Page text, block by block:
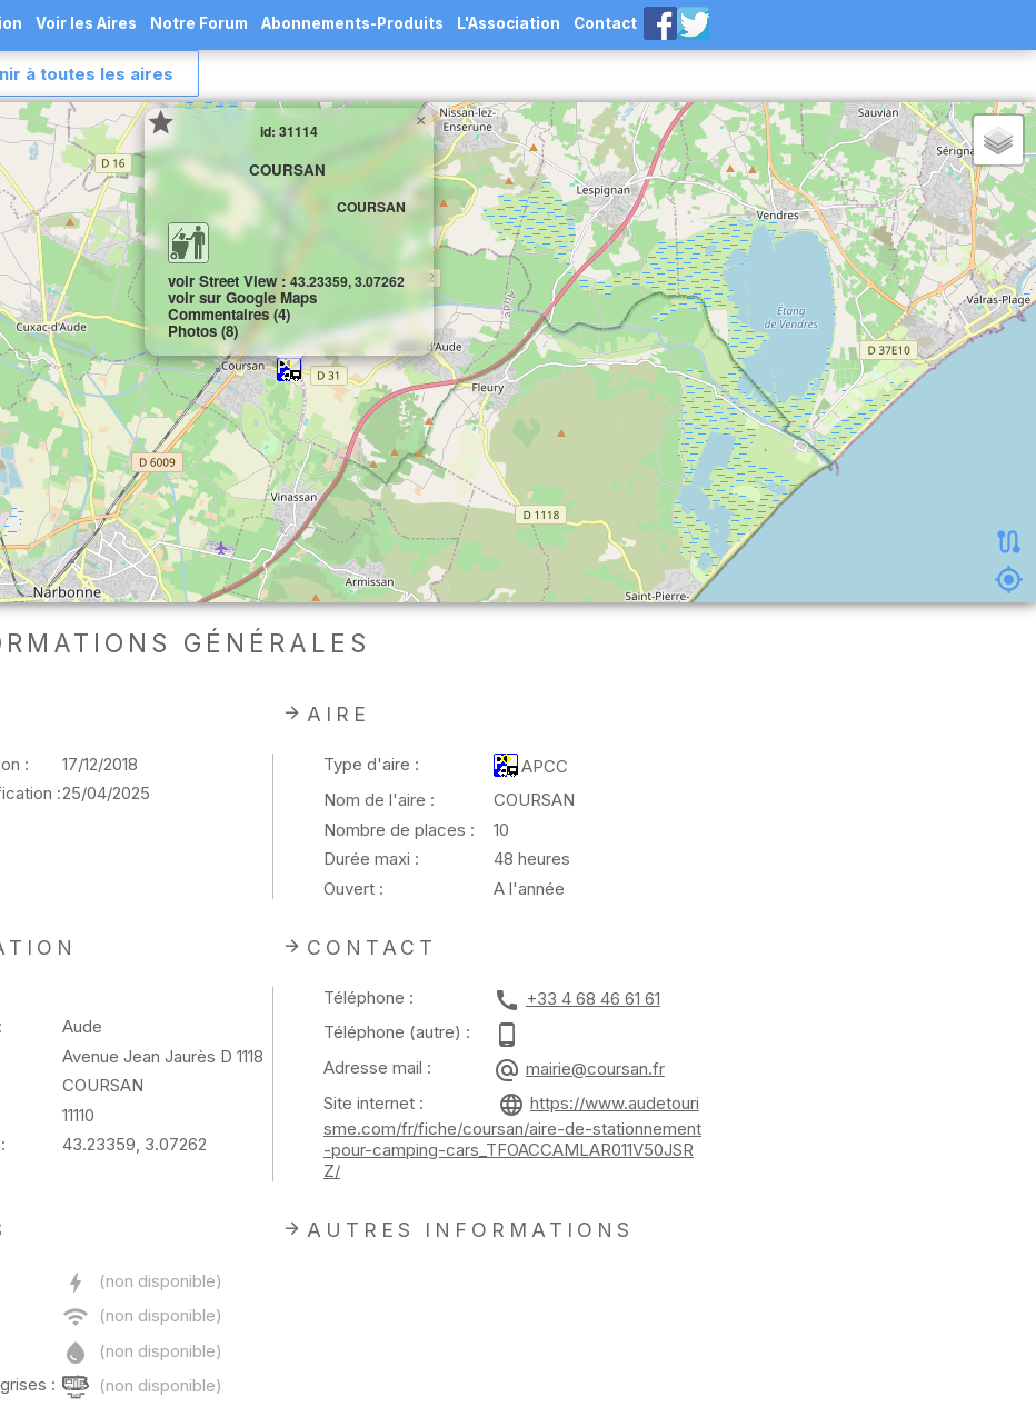
Voir les Aires Notre Forum Abonnements-Produits L'Association Contact
à toutes les aires
id: 31114
COURSAN
COURSAN
voir Street View : 43.23359, 3.07262
voir sur Google Maps
Commentaires (4)
Photos (8)
×
GÉNÉRALES
:
17/12/2018
:25/04/2025
AIRE
Type d'aire :
APCC
Nom de l'aire :
COURSAN
Nombre de places :
10
Durée maxi :
48 heures
Ouvert :
A l'année
Aude
Avenue Jean Jaurès D 1118
COURSAN
11110
43.23359, 3.07262
CONTACT
Téléphone :
+33 4 68 46 61 61
Téléphone (autre) :
Adresse mail :
mairie@coursan.fr
Site internet :
https://www.audetouri
sme.com/fr/fiche/coursan/aire-de-stationnement
-pour-camping-cars_TFOACCAMLAR011V50JSR
Z/
:
AUTRES INFORMATIONS